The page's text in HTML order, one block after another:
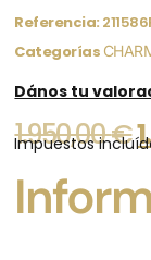
Referencia:
Categorías
Dános tu
1.950,00€
Impuestos